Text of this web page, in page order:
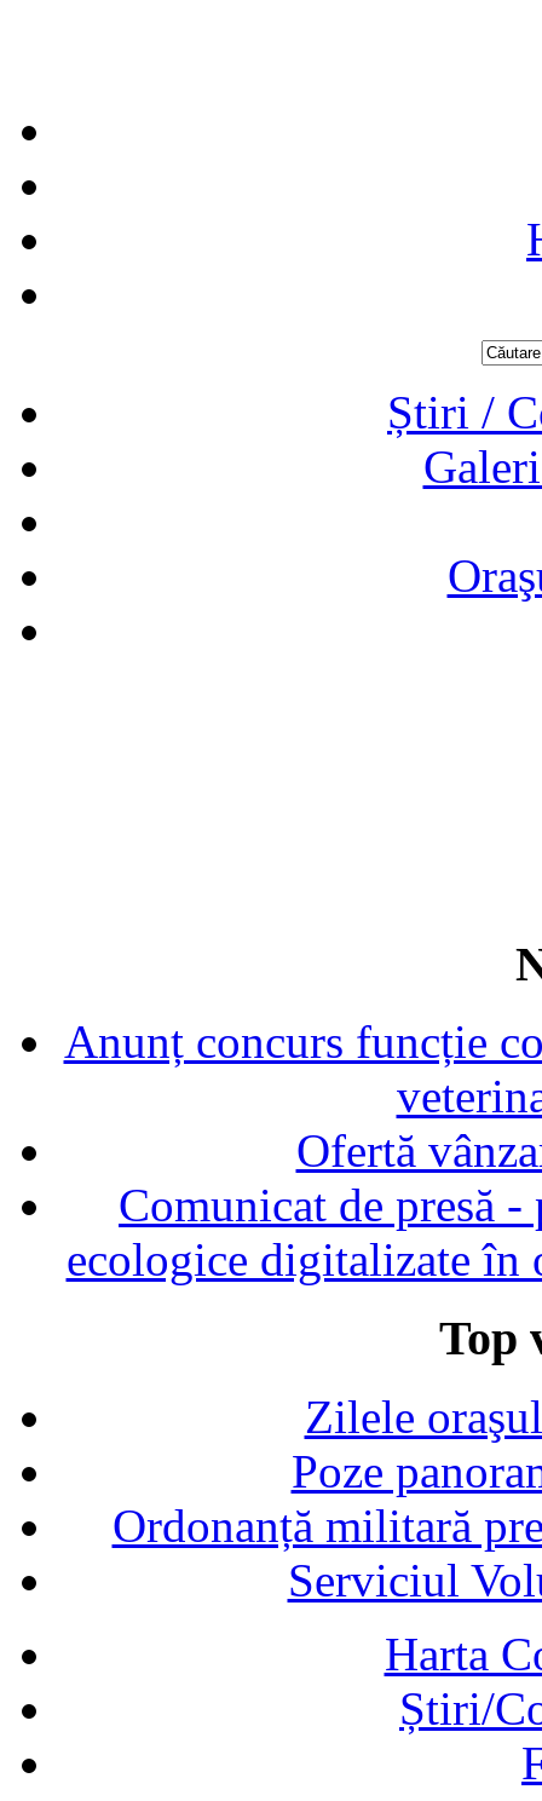
Știri /
Anunț concurs funcție
Ofertă
Comunicat de presă
ecologice digitalizate în
Top
Zilele
Poze
Ordonanță militară
Serviciul
Harta
Știri/